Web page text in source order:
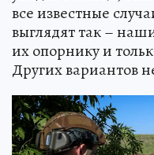
все известные
выглядят так –
их опорнику и
Других вариантов